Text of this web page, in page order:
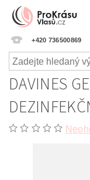
+420 736500869
DAVINES